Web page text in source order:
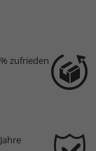
zufrieden